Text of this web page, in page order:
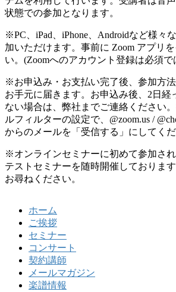
状態での参加となります。
※PC、iPad、iPhone、Androidなど様々
加いただけます。事前に Zoom アプリ
い。(Zoomへのアカウント登録は必須
※お申込み・お支払い完了後、参加方
お手元に届きます。お申込み後、2日経
ない場合は、弊社までご連絡ください
ルフィルターの設定で、@zoom.us /
からのメールを「受信する」にしてくだ
※オンラインセミナーに初めて参加さ
テストセミナーを随時開催しておりま
お尋ねください。
ホーム
ご挨拶
セミナー
コンサート
契約講師
メールマガジン
楽譜情報